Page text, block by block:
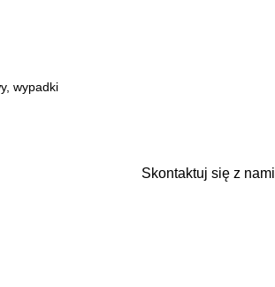
, wypadki
Skontaktuj się z nami